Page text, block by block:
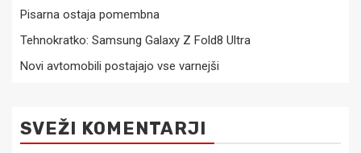
Pisarna ostaja pomembna
Tehnokratko: Samsung Galaxy Z Fold8 Ultra
Novi avtomobili postajajo vse varnejši
SVEŽI KOMENTARJI